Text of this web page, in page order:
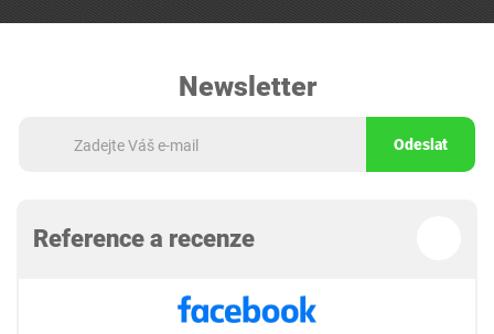
Newsletter
Odeslat
Reference a recenze